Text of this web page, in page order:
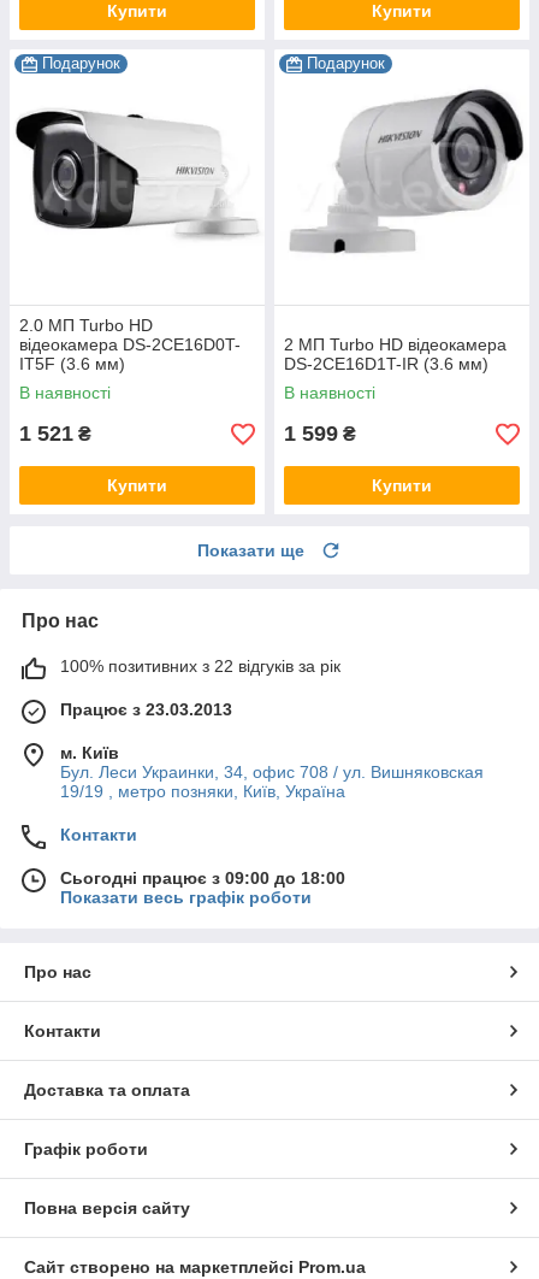
Купити Купити
Подарунок
2.0 МП Turbo HD
відеокамера DS-2CE16D0T-
IT5F (3.6 мм)
В наявності
1 521 ₴
Купити
Подарунок
2 МП Turbo HD відеокамера
DS-2CE16D1T-IR (3.6 мм)
В наявності
1 599 ₴
Купити
Показати ще
Про нас
100% позитивних з 22 відгуків за рік
Працює з 23.03.2013
м. Київ
Бул. Леси Украинки, 34, офис 708 / ул. Вишняковская
19/19 , метро позняки, Київ, Україна
Контакти
Сьогодні працює з 09:00 до 18:00
Показати весь графік роботи
Про нас
Контакти
Доставка та оплата
Графік роботи
Повна версія сайту
Сайт створено на маркетплейсі Prom.ua